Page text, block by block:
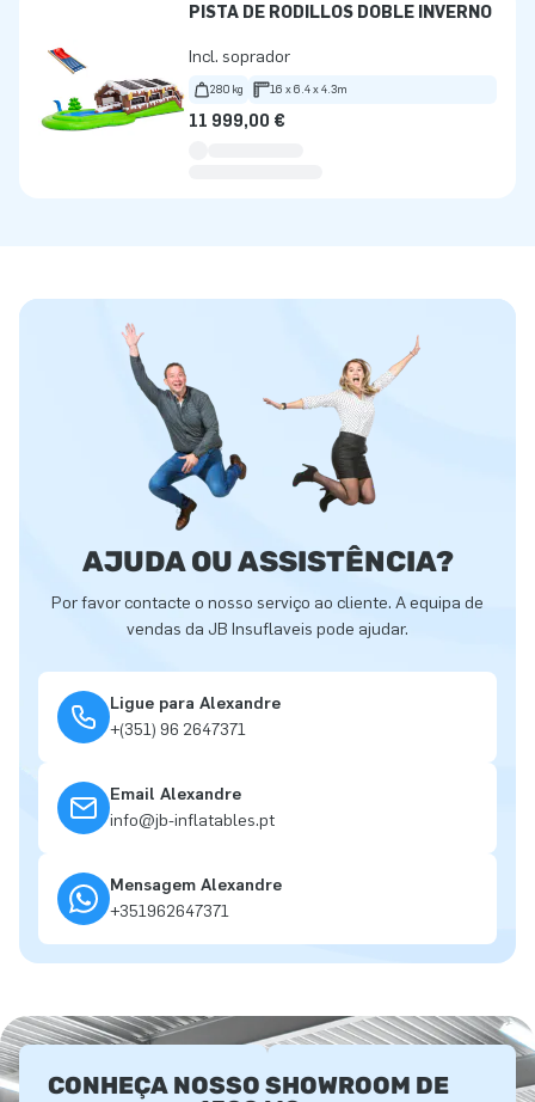
PISTA DE RODILLOS DOBLE INVERNO
Incl. soprador
280 kg 16 x 6.4 x 4.3m
11 999,00 €
AJUDA OU ASSISTÊNCIA?
Por favor contacte o nosso serviço ao cliente. A equipa de
vendas da JB Insuflaveis pode ajudar.
Ligue para Alexandre
+(351) 96 2647371
Email Alexandre
info@jb-inflatables.pt
Mensagem Alexandre
+351962647371
CONHEÇA NOSSO SHOWROOM DE